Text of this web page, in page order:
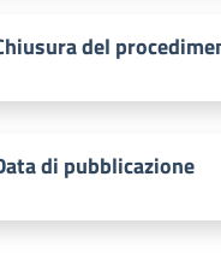
del
di pubblicazione